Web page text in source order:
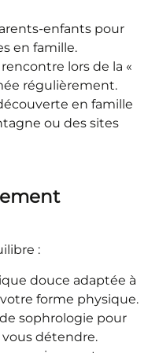
enfants pour
en famille.
lors de la «
régulièrement.
en famille
ou des sites
:
douce adaptée à
forme physique.
sophrologie pour
détendre.